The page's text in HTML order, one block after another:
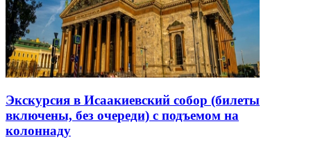
Экскурсия в Исаакиевский собор (билеты
включены, без очереди) с подъемом на
колоннаду